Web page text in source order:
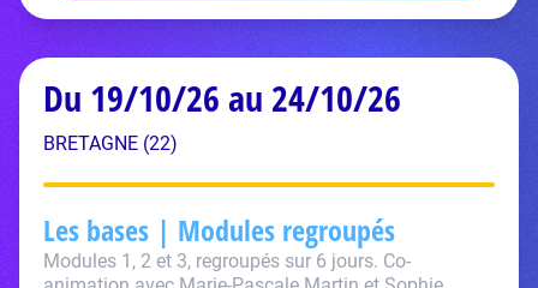
Du 19/10/26 au 24/10/26
BRETAGNE (22)
Les bases | Modules regroupés
Modules 1, 2 et 3, regroupés sur 6 jours. Co-